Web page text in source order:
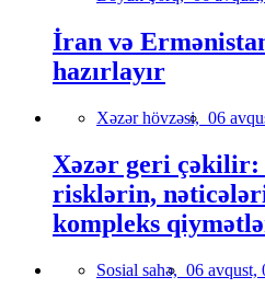
İran və
hazırlayır
Xəzər hövzəsi, 06
Xəzər geri çəkilir:
risklərin,
kompleks
Sosial sahə, 06 avqust,